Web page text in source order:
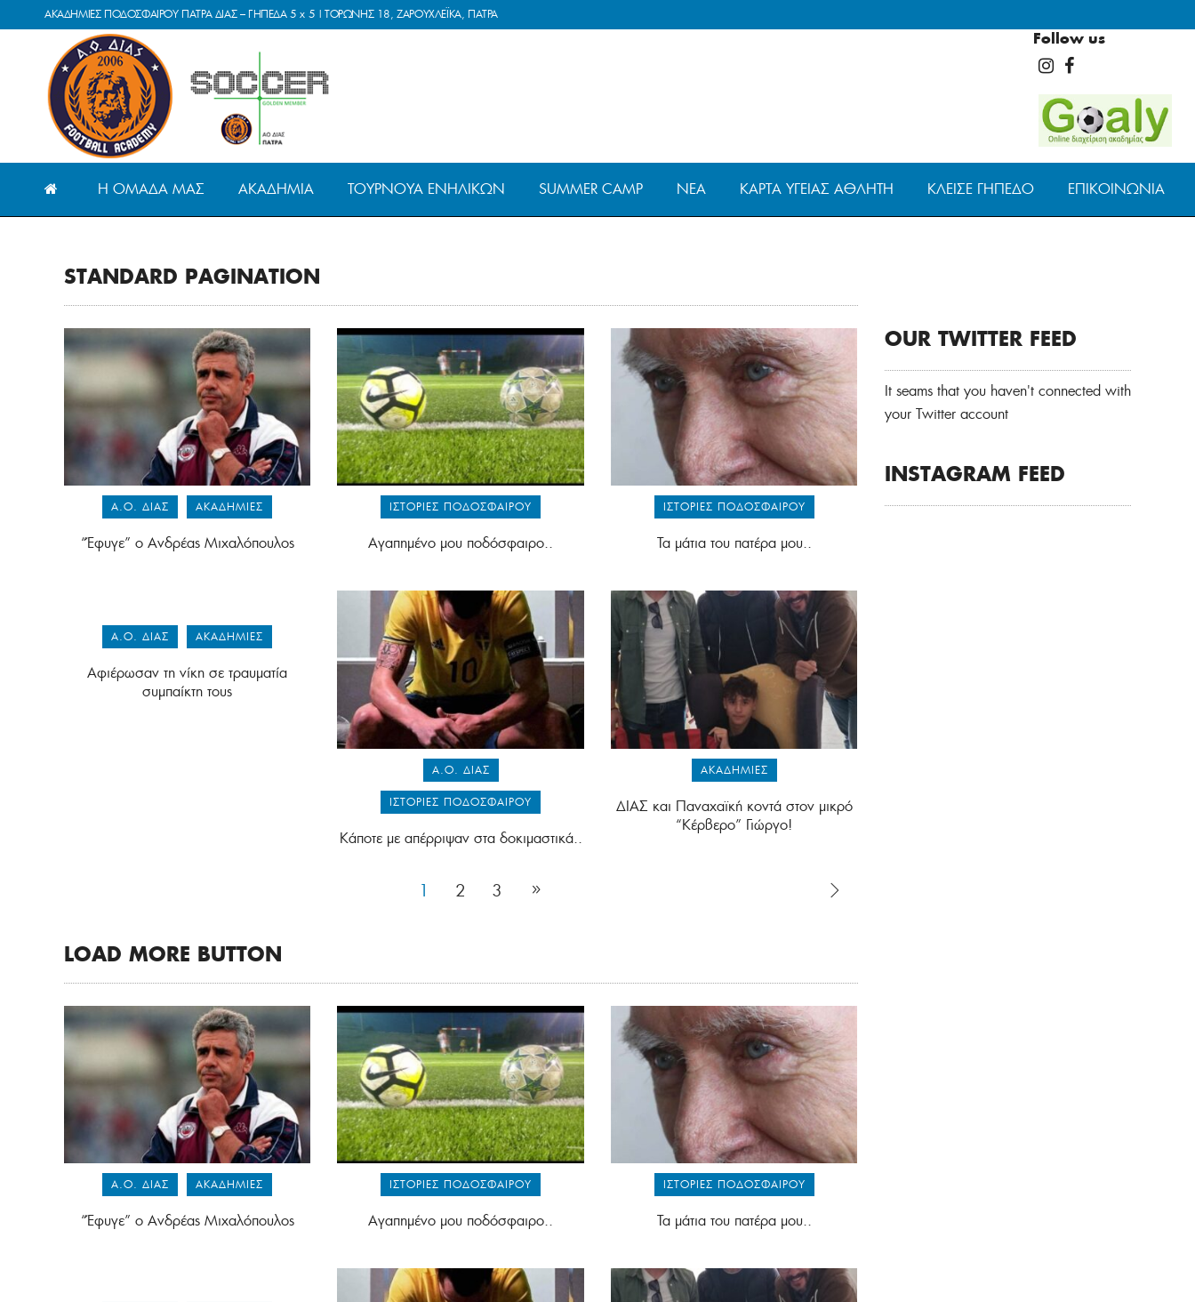
ΑΚΑΔΗΜΙΕΣ ΠΟΔΟΣΦΑΙΡΟΥ ΠΑΤΡΑ ΔΙΑΣ – ΓΗΠΕΔΑ 5 x 5 | ΤΟΡΩΝΗΣ 18, ΖΑΡΟΥΧΛΕΪΚΑ, ΠΑΤΡΑ
Follow us
Η ΟΜΆΔΑ ΜΑΣ ΑΚΑΔΗΜΊΑ ΤΟΥΡΝΟΥΆ ΕΝΗΛΊΚΩΝ SUMMER CAMP ΝΈΑ ΚΆΡΤΑ ΥΓΕΊΑΣ ΑΘΛΗΤΉ ΚΛΕΊΣΕ ΓΉΠΕΔΟ ΕΠΙΚΟΙΝΩΝΊΑ
STANDARD PAGINATION
Α.Ο. ΔΙΑΣ ΑΚΑΔΗΜΊΕΣ
“Έφυγε” ο Ανδρέας Μιχαλόπουλος
ΙΣΤΟΡΊΕΣ ΠΟΔΟΣΦΑΊΡΟΥ
Αγαπημένο μου ποδόσφαιρο..
ΙΣΤΟΡΊΕΣ ΠΟΔΟΣΦΑΊΡΟΥ
Τα μάτια του πατέρα μου..
Α.Ο. ΔΙΑΣ ΑΚΑΔΗΜΊΕΣ
Αφιέρωσαν τη νίκη σε τραυματία
συμπαίκτη τους
Α.Ο. ΔΙΑΣ
ΙΣΤΟΡΊΕΣ ΠΟΔΟΣΦΑΊΡΟΥ
Κάποτε με απέρριψαν στα δοκιμαστικά..
ΑΚΑΔΗΜΊΕΣ
ΔΙΑΣ και Παναχαϊκή κοντά στον μικρό
“Κέρβερο” Γιώργο!
1 2 3
LOAD MORE BUTTON
Α.Ο. ΔΙΑΣ ΑΚΑΔΗΜΊΕΣ
“Έφυγε” ο Ανδρέας Μιχαλόπουλος
ΙΣΤΟΡΊΕΣ ΠΟΔΟΣΦΑΊΡΟΥ
Αγαπημένο μου ποδόσφαιρο..
ΙΣΤΟΡΊΕΣ ΠΟΔΟΣΦΑΊΡΟΥ
Τα μάτια του πατέρα μου..
OUR TWITTER FEED
It seams that you haven't connected with
your Twitter account
INSTAGRAM FEED